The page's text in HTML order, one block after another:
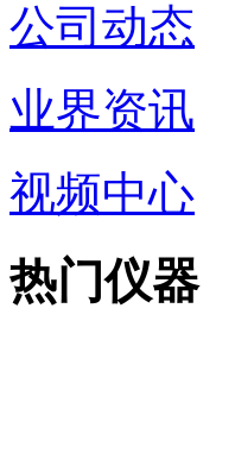
公司动态
业界资讯
视频中心
热门仪器